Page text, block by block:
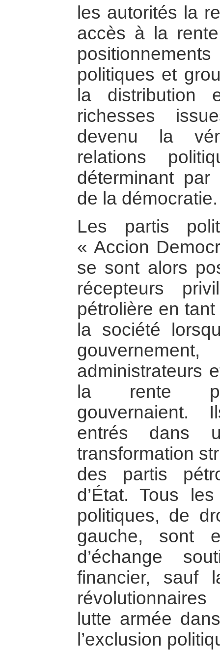
les autorités la
accès à la
politiques et
la distribution
richesses
devenu la
relations
déterminant
de la démocratie.
Les partis
« Accion
se sont alors
récepteurs
pétrolière en
la société
administrateurs
la rente
gouvernaient.
entrés dans
transformation
des partis
d’État. Tous
politiques, de
gauche, sont
d’échange
financier, sauf
lutte armée
l’exclusion